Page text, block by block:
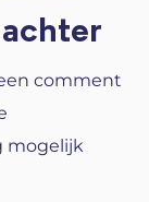
comment
mogelijk